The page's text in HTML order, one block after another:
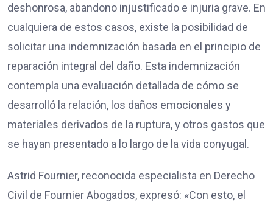
deshonrosa, abandono injustificado e injuria grave. En
cualquiera de estos casos, existe la posibilidad de
solicitar una indemnización basada en el principio de
reparación integral del daño. Esta indemnización
contempla una evaluación detallada de cómo se
desarrolló la relación, los daños emocionales y
materiales derivados de la ruptura, y otros gastos que
se hayan presentado a lo largo de la vida conyugal.
Astrid Fournier, reconocida especialista en Derecho
Civil de Fournier Abogados, expresó: «Con esto, el